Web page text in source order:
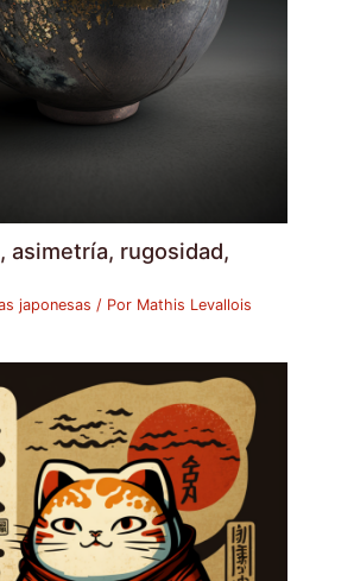
asimetría, rugosidad,
japonesas / Por Mathis Levallois